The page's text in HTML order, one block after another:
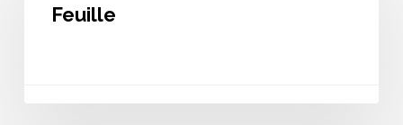
Feuille